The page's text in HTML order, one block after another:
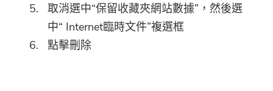
取消選中“保留收藏夾網站數據”，然後選
中“ Internet臨時文件”複選框
點擊刪除